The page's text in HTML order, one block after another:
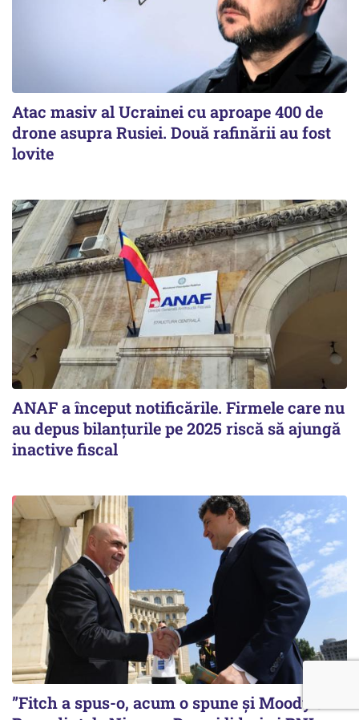
Atac masiv al Ucrainei cu aproape 400 de
drone asupra Rusiei. Două rafinării au fost
lovite
ANAF a început notificările. Firmele care nu
au depus bilanțurile pe 2025 riscă să ajungă
inactive fiscal
”Fitch a spus-o, acum o spune și Moody’s”.